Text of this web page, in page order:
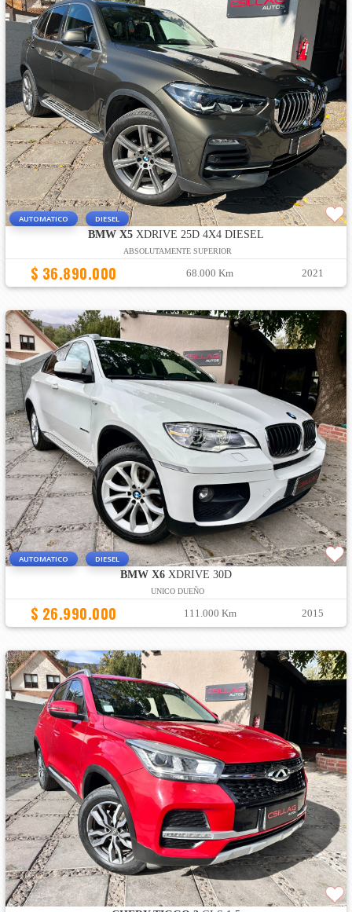
AUTOMATICO DIESEL
BMW X5XDRIVE 25D 4X4 DIESEL
ABSOLUTAMENTE SUPERIOR
$ 36.890.000 68.000 Km 2021
AUTOMATICO DIESEL
BMW X6XDRIVE 30D
UNICO DUEÑO
$ 26.990.000 111.000 Km 2015